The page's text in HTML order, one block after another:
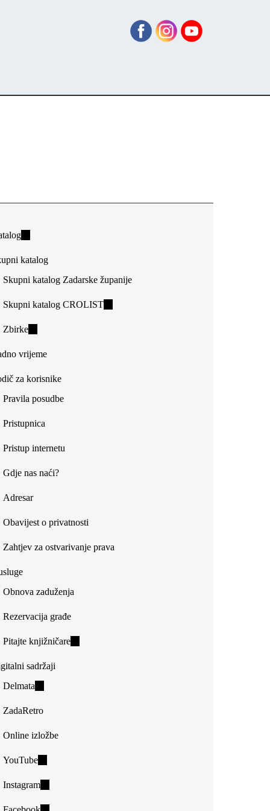
(link
external)
katalog
Skupni katalog Zadarske županije
Skupni katalog CROLIST(link
Zbirke(link
external)
vrijeme
za korisnike
Pravila posudbe
Pristupnica
Pristup internetu
Gdje nas naći?
Adresar
Obavijest o privatnosti
Zahtjev za ostvarivanje prava
Obnova zaduženja
Rezervacija građe
Pitajte knjižničare(link
sadržaji
Delmata
external)
ZadaRetro
Online izložbe
YouTube(link
external)
Instagram(link